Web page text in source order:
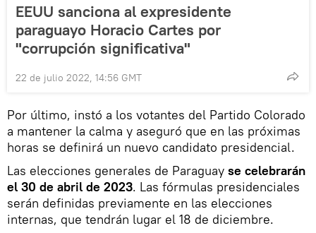
EEUU sanciona al expresidente
paraguayo Horacio Cartes por
"corrupción significativa"
22 de julio 2022, 14:56 GMT
Por último, instó a los votantes del Partido Colorado
a mantener la calma y aseguró que en las próximas
horas se definirá un nuevo candidato presidencial.
Las elecciones generales de Paraguay se celebrarán
el 30 de abril de 2023. Las fórmulas presidenciales
serán definidas previamente en las elecciones
internas, que tendrán lugar el 18 de diciembre.